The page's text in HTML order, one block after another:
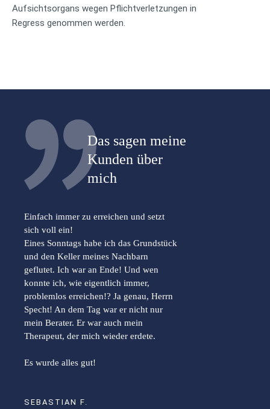
Aufsichtsorgans wegen Pflichtverletzungen in
Regress genommen werden.
Das sagen meine
Kunden über
mich
Einfach immer zu erreichen und setzt
sich voll ein!
Eines Sonntags habe ich das Grundstück
und den Keller meines Nachbarn
geflutet. Ich war an Ende! Und wen
konnte ich, wie eigentlich immer,
problemlos erreichen!? Ja genau, Herrn
Specht! An dem Tag war er nicht nur
mein Berater. Er war auch mein
Therapeut, der mich wieder erdete.
Es wurde alles gut!
SEBASTIAN F.